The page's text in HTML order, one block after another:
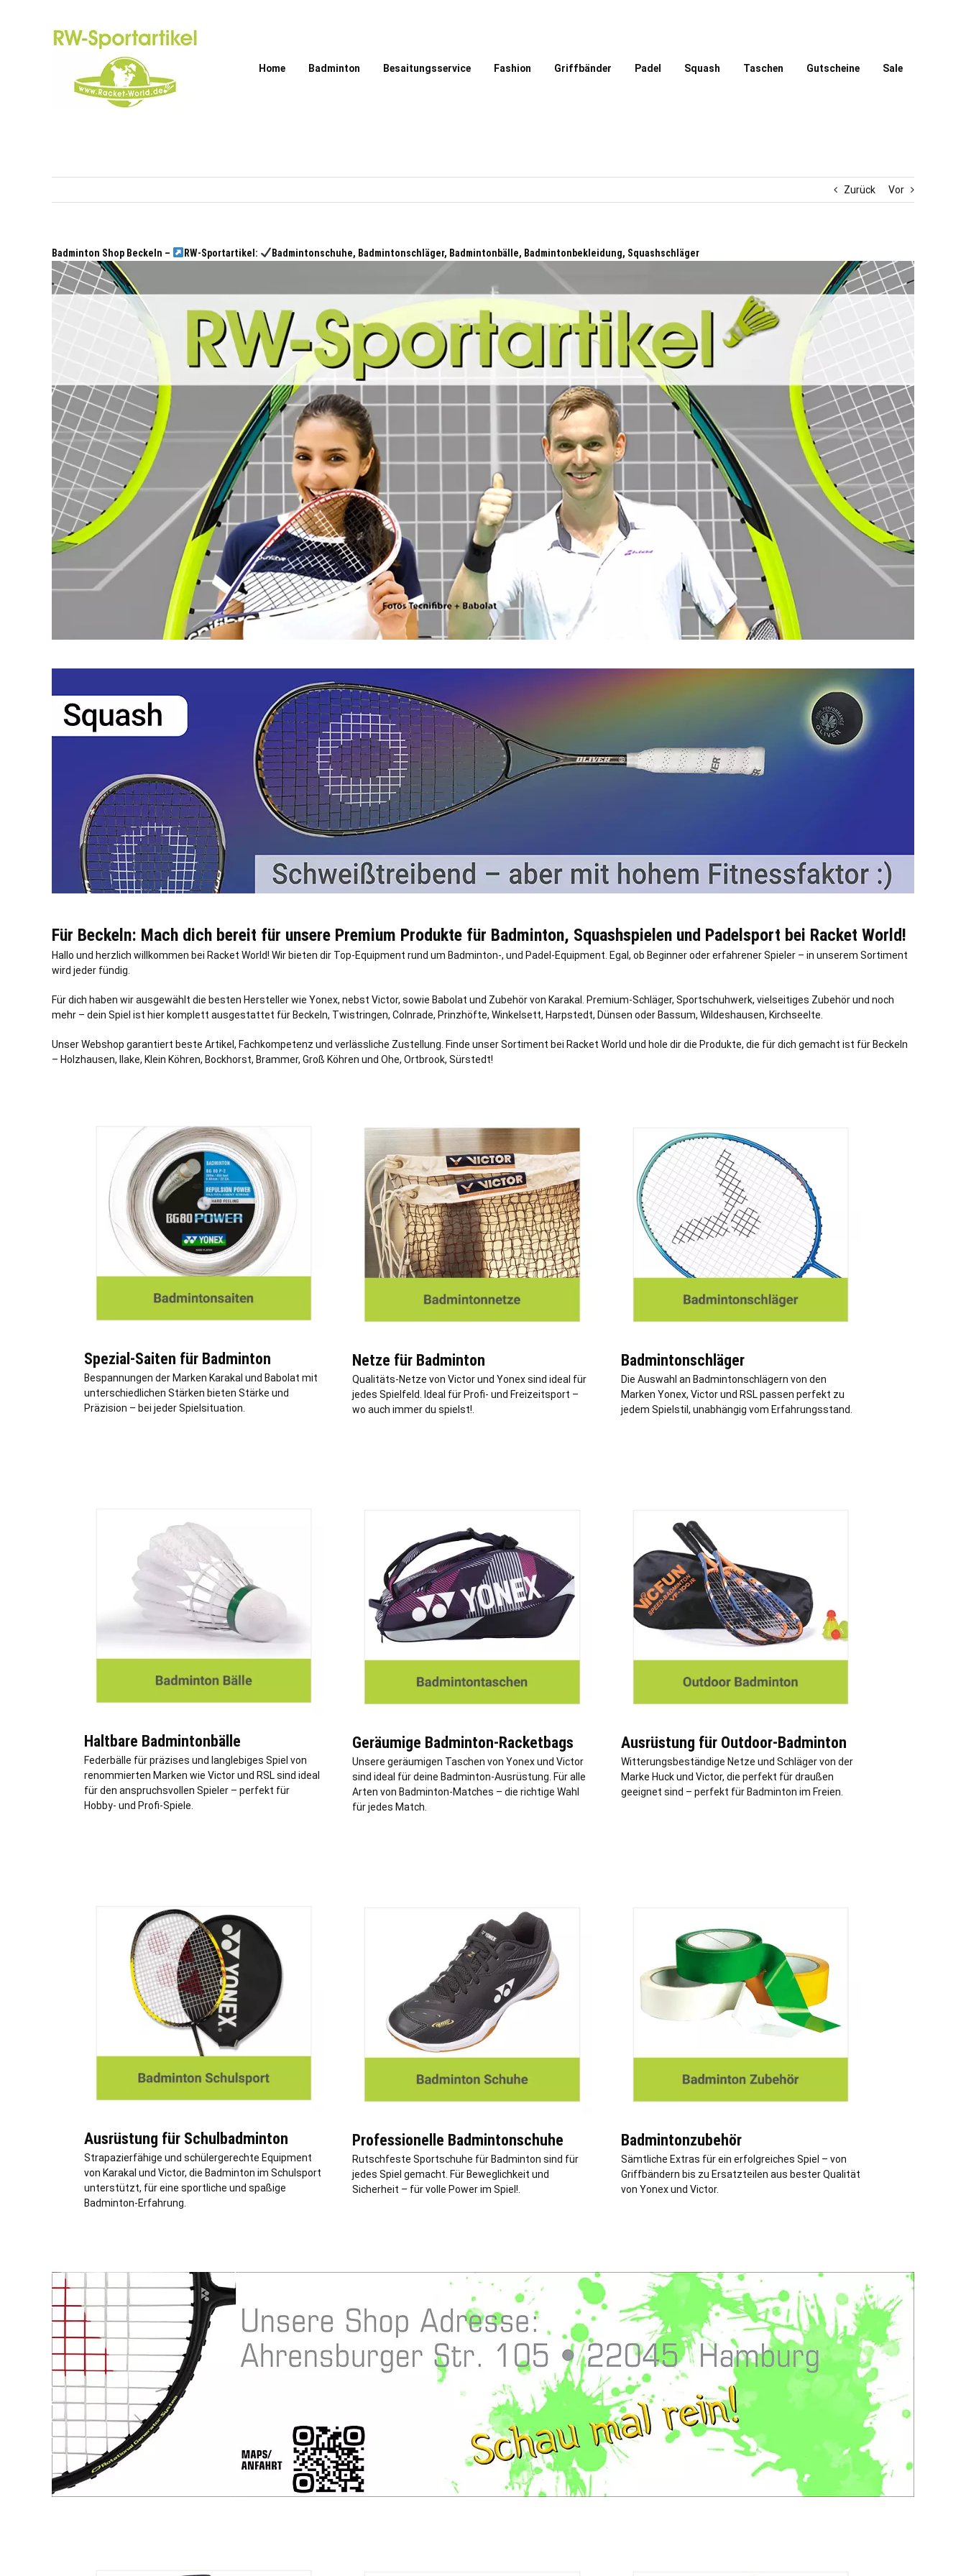
Home Badminton Besaitungsservice Fashion Griffbänder Padel Squash Taschen Gutscheine Sale
Zurück Vor
Badminton Shop Beckeln – RW-Sportartikel: Badmintonschuhe, Badmintonschläger, Badmintonbälle, Badmintonbekleidung, Squashschläger
Für Beckeln: Mach dich bereit für unsere Premium Produkte für Badminton, Squashspielen und Padelsport bei Racket World!
Hallo und herzlich willkommen bei Racket World! Wir bieten dir Top-Equipment rund um Badminton-, und Padel-Equipment. Egal, ob Beginner oder erfahrener Spieler – in unserem Sortiment
wird jeder fündig.
Für dich haben wir ausgewählt die besten Hersteller wie Yonex, nebst Victor, sowie Babolat und Zubehör von Karakal. Premium-Schläger, Sportschuhwerk, vielseitiges Zubehör und noch
mehr – dein Spiel ist hier komplett ausgestattet für Beckeln, Twistringen, Colnrade, Prinzhöfte, Winkelsett, Harpstedt, Dünsen oder Bassum, Wildeshausen, Kirchseelte
Unser Webshop garantiert beste Artikel, Fachkompetenz und verlässliche Zustellung. Finde unser Sortiment bei Racket World und hole dir die Produkte, die für dich gemacht ist für Beckeln
– Holzhausen, Ilake, Klein Köhren, Bockhorst, Brammer, Groß Köhren und Ohe, Ortbrook, Sürstedt!
Spezial-Saiten für Badminton
Bespannungen der Marken Karakal und Babolat mit
unterschiedlichen Stärken bieten Stärke und
Präzision – bei jeder Spielsituation.
Netze für Badminton
Qualitäts-Netze von Victor und Yonex sind ideal für
jedes Spielfeld. Ideal für Profi- und Freizeitsport –
wo auch immer du spielst!.
Badmintonschläger
Die Auswahl an Badmintonschlägern von den
Marken Yonex, Victor und RSL passen perfekt zu
jedem Spielstil, unabhängig vom Erfahrungsstand.
Haltbare Badmintonbälle
Federbälle für präzises und langlebiges Spiel von
renommierten Marken wie Victor und RSL sind ideal
für den anspruchsvollen Spieler – perfekt für
Hobby- und Profi-Spiele.
Geräumige Badminton-Racketbags
Unsere geräumigen Taschen von Yonex und Victor
sind ideal für deine Badminton-Ausrüstung. Für alle
Arten von Badminton-Matches – die richtige Wahl
für jedes Match.
Ausrüstung für Outdoor-Badminton
Witterungsbeständige Netze und Schläger von der
Marke Huck und Victor, die perfekt für draußen
geeignet sind – perfekt für Badminton im Freien.
Ausrüstung für Schulbadminton
Strapazierfähige und schülergerechte Equipment
von Karakal und Victor, die Badminton im Schulsport
unterstützt, für eine sportliche und spaßige
Badminton-Erfahrung.
Professionelle Badmintonschuhe
Rutschfeste Sportschuhe für Badminton sind für
jedes Spiel gemacht. Für Beweglichkeit und
Sicherheit – für volle Power im Spiel!.
Badmintonzubehör
Sämtliche Extras für ein erfolgreiches Spiel – von
Griffbändern bis zu Ersatzteilen aus bester Qualität
von Yonex und Victor.